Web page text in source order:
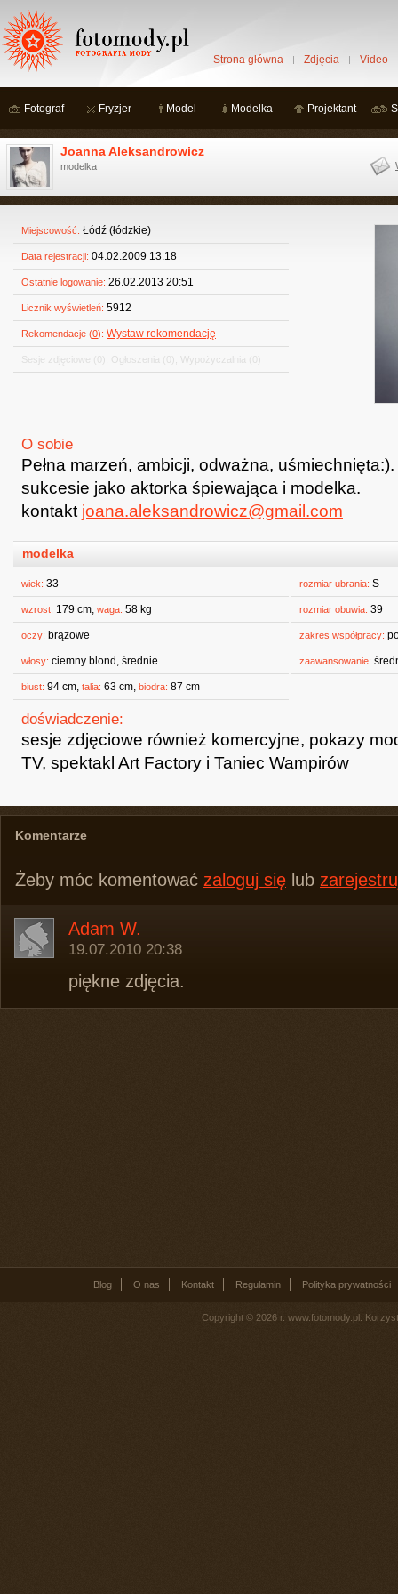
Strona główna Zdjęcia Video
Fotograf Fryzjer Model Modelka Projektant
Joanna Aleksandrowicz
modelka
Miejscowość: Łódź (łódzkie)
Data rejestracji: 04.02.2009 13:18
Ostatnie logowanie: 26.02.2013 20:51
Licznik wyświetleń: 5912
Rekomendacje (0): Wystaw rekomendację
Sesje zdjęciowe (0) Ogłoszenia (0) Wypożyczalnia (0)
O sobie
Pełna marzeń, ambicji, odważna,
sukcesie jako aktorka śpiewająca i modelka.
kontakt joana.aleksandrowicz@gmail.com
modelka
wiek: 33
wzrost: 179 cm, waga: 58 kg
oczy: brązowe
włosy: ciemny blond, średnie
biust: 94 cm, talia: 63 cm, biodra: 87 cm
rozmiar ubrania: S
rozmiar obuwia: 39
zakres współpracy:
zaawansowanie:
doświadczenie:
sesje zdjęciowe również komercyjne, pokazy
TV, spektakl Art Factory i Taniec Wampirów
Komentarze
Żeby móc komentować zaloguj się lub
Adam W.
19.07.2010 20:38
piękne zdjęcia.
Blog O nas Kontakt Regulamin Polityka prywatności
Copyright © 2026 r. www.fotomody.pl.